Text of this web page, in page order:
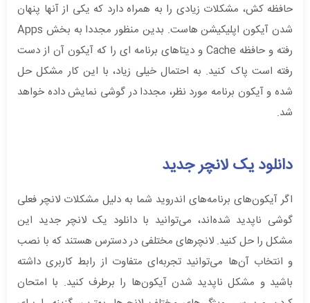
حافظه کش، مشکلات زیادی را به همراه دارد که یکی از آنها پنهان
شدن آیکون اپلیکیشن هاست. بدین منظور مجددا به بخش Apps
رفته و حافظه Cache و دیتاهای برنامه ای را که آیکون آن از دست
رفته است پاک کنید. به احتمال خیلی زیاد، با این کار مشکل حل
شده و آیکون برنامه مورد نظر، مجددا در گوشی نمایش داده خواهد
شد.
دانلود یک لانچر جدید
اگر آیکون‌های برنامه‌های اندروید شما به دلیل مشکلات لانچر فعلی
گوشی ناپدید شده‌اند، می‌توانید با دانلود یک لانچر جدید این
مشکل را حل کنید. لانچرهای مختلفی در دسترس هستند که با نصب
و انتخاب آن‌ها می‌توانید تجربه‌ای متفاوت از رابط کاربری داشته
باشید و مشکل ناپدید شدن آیکون‌ها را برطرف کنید. با امتحان